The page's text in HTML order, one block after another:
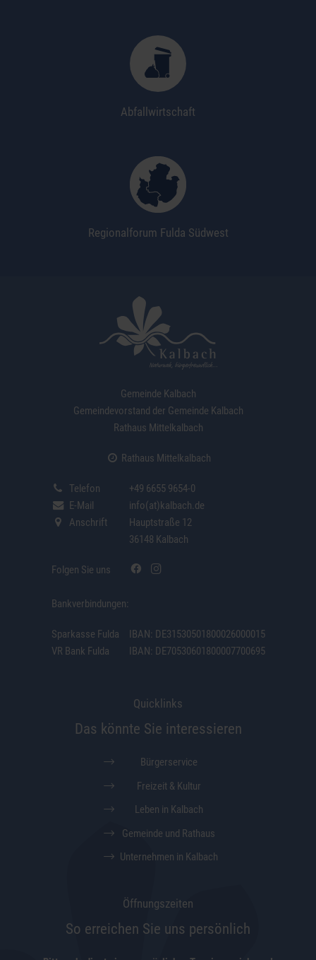
Abfallwirtschaft
Regionalforum Fulda Südwest
Gemeinde Kalbach
Gemeindevorstand der Gemeinde Kalbach
Rathaus Mittelkalbach
Rathaus Mittelkalbach
Telefon
+49 6655 9654-0
E-Mail
info(at)kalbach.de
Anschrift
Hauptstraße 12
36148 Kalbach
Folgen Sie uns
Bankverbindungen:
Sparkasse Fulda
VR Bank Fulda
IBAN: DE31530501800026000015
IBAN: DE70530601800007700695
Quicklinks
Das könnte Sie interessieren
Bürgerservice
Freizeit & Kultur
Leben in Kalbach
Gemeinde und Rathaus
Unternehmen in Kalbach
Öffnungszeiten
So erreichen Sie uns persönlich